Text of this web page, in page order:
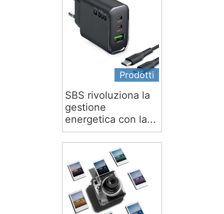
Prodotti
SBS rivoluziona la
gestione
energetica con la...